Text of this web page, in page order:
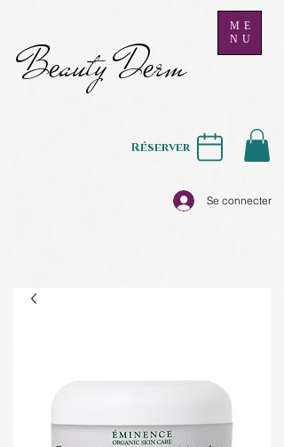
Beauty Derm
ME
NU
Se connecter
Réserver